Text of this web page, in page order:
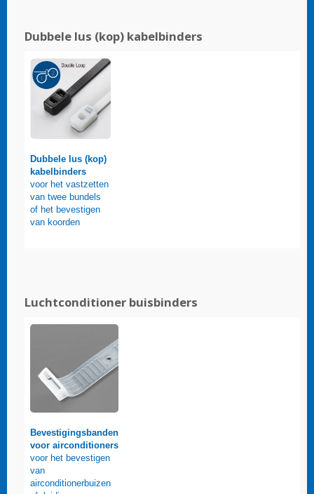
Dubbele lus (kop) kabelbinders
Dubbele lus (kop)
kabelbinders
voor het vastzetten
van twee bundels
of het bevestigen
van koorden
Luchtconditioner buisbinders
Bevestigingsbanden
voor airconditioners
voor het bevestigen
van
airconditionerbuizen